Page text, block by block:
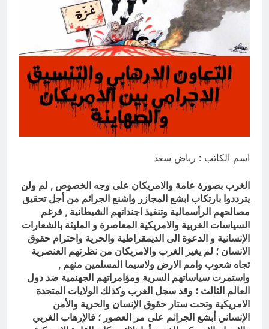
بالعراق (جر الشيعة..لحرب مع سوريا
الجولاني) و(قصف السعودية) و(استهداف
الامريكان..والتهديد باجتياح الكويت)
8 ساعات Ago
ماذا لو..تحليل حالة البنية الأسلامية
بأستبعاد العترة النبوية الطاهرة من
المشهد الأسلامي..!!
8 ساعات Ago
اسم الكاتب : رياض سعد
الغرب بصورة عامة والامريكان على وجه الخصوص , لم ولن
يترددوا بارتكاب ابشع المجازر واشنع الجرائم من أجل تحقيق
مصالحهم الرأسمالية وتنفيذ اجنداتهم الشيطانية , فرغم
السياسات الغربية والامريكية المعاصرة و المليئة بالشعارات
الإنسانية و الدعوة الى الديمقراطية والحرية واحترام حقوق
الانسان ؛ لم يغير الغرب والامريكان من نظرتهم العنصرية
تجاه شعوب وامم الارض ولاسيما المسلمين منهم ,
واستمرت سياساتهم السرية ومؤامراتهم الجهنمية ضد دول
العالم الثالث ؛ وقد سجل الغرب وكذلك الولايات المتحدة
الامريكية وتحت ستار حقوق الإنسان والحرية والأمن
الإنساني أبشع الجرائم على مر العصور ؛ فالإرهاب الغربي